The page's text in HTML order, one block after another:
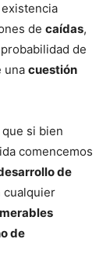
de caídas,
de
una cuestión
si bien
comencemos
de
cualquier
de